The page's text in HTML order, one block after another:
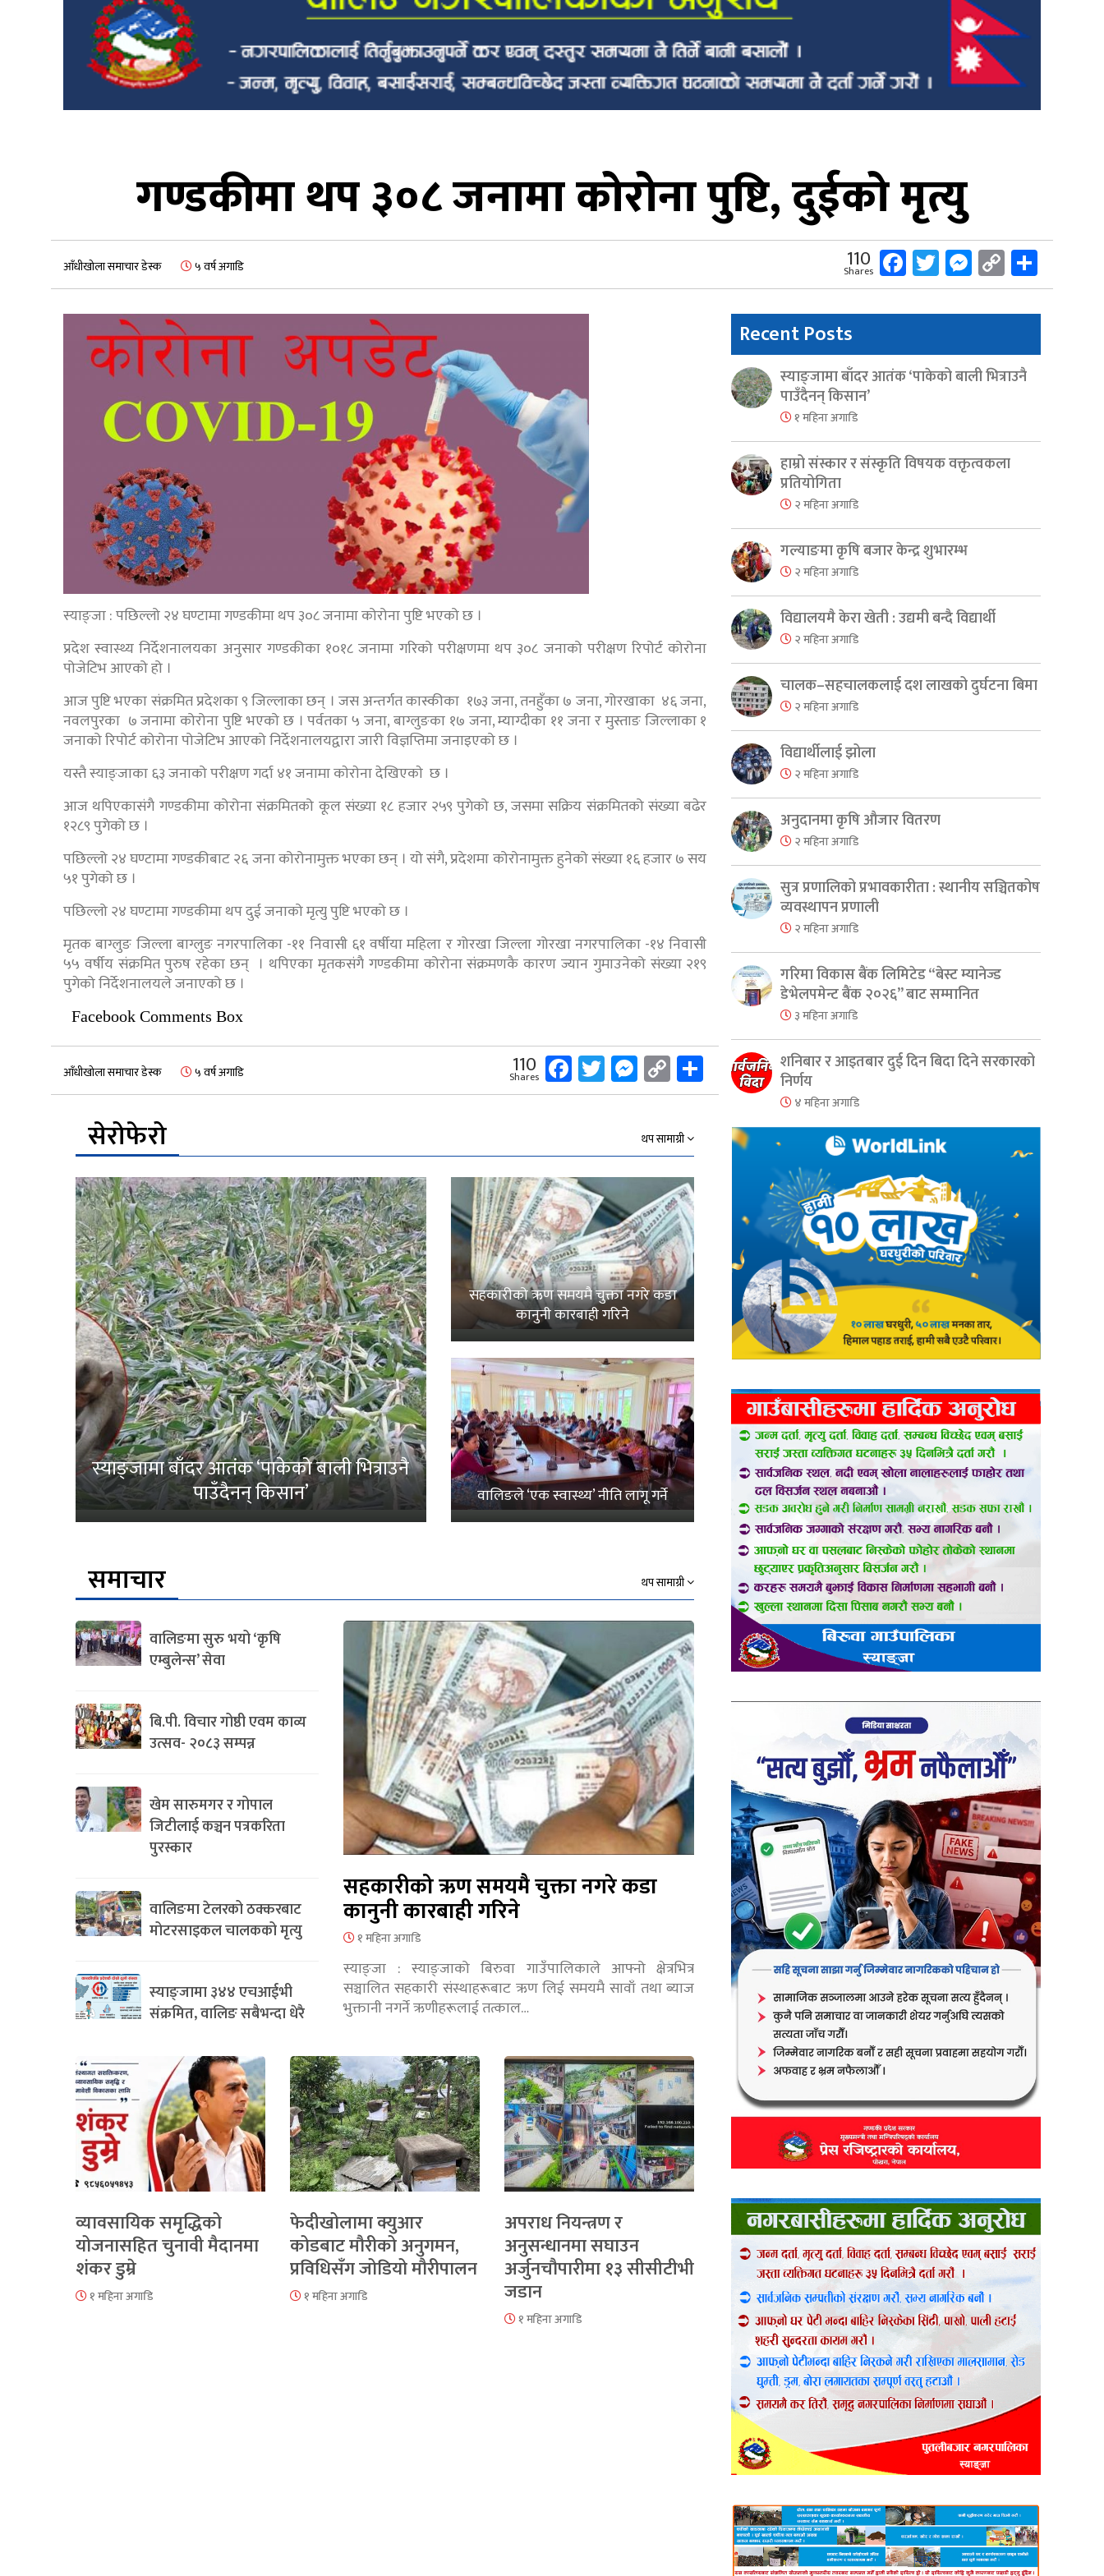
गण्डकीमा थप ३०८ जनामा कोरोना पुष्टि, दुईको मृत्यु
आँधीखोला समाचार डेस्क ५ वर्ष अगाडि 110
Shares Facebook
Twitter
Messenger
Copy
Link
स्याङ्जा : पछिल्लो २४ घण्टामा गण्डकीमा थप ३०८ जनामा कोरोना पुष्टि भएको छ ।
प्रदेश स्वास्थ्य निर्देशनालयका अनुसार गण्डकीका १०१८ जनामा गरिको परीक्षणमा थप ३०८ जनाको परीक्षण रिपोर्ट कोरोना
पोजेटिभ आएको हो ।
आज पुष्टि भएका संक्रमित प्रदेशका ९ जिल्लाका छन् । जस अन्तर्गत कास्कीका १७३ जना, तनहुँका ७ जना, गोरखाका ४६ जना,
नवलपुरका ७ जनामा कोरोना पुष्टि भएको छ । पर्वतका ५ जना, बाग्लुङका १७ जना, म्याग्दीका ११ जना र मुस्ताङ जिल्लाका १
जनाको रिपोर्ट कोरोना पोजेटिभ आएको निर्देशनालयद्वारा जारी विज्ञप्तिमा जनाइएको छ ।
यस्तै स्याङ्जाका ६३ जनाको परीक्षण गर्दा ४१ जनामा काेराेना देखिएकाे छ ।
आज थपिएकासंगै गण्डकीमा कोरोना संक्रमितको कूल संख्या १८ हजार २५९ पुगेको छ, जसमा सक्रिय संक्रमितको संख्या बढेर
१२८९ पुगेको छ ।
पछिल्लो २४ घण्टामा गण्डकीबाट २६ जना कोरोनामुक्त भएका छन् । यो संगै, प्रदेशमा कोरोनामुक्त हुनेको संख्या १६ हजार ७ सय
५१ पुगेको छ ।
पछिल्लो २४ घण्टामा गण्डकीमा थप दुई जनाको मृत्यु पुष्टि भएको छ ।
मृतक बाग्लुङ जिल्ला बाग्लुङ नगरपालिका -११ निवासी ६१ वर्षीया महिला र गोरखा जिल्ला गोरखा नगरपालिका -१४ निवासी
५५ वर्षीय संक्रमित पुरुष रहेका छन् । थपिएका मृतकसंगै गण्डकीमा कोरोना संक्रमणकै कारण ज्यान गुमाउनेको संख्या २१९
पुगेको निर्देशनालयले जनाएको छ ।
Facebook Comments Box
आँधीखोला समाचार डेस्क ५ वर्ष अगाडि 110
Shares Facebook
Twitter
Messenger
Copy
Link
Share
सेरोफेरो
थप सामाग्री
स्याङ्जामा बाँदर आतंक ‘पाकेको बाली भित्राउनै
पाउँदैनन् किसान’
सहकारीको ऋण समयमै चुक्ता नगरे कडा
कानुनी कारबाही गरिने
वालिङले ‘एक स्वास्थ्य’ नीति लागू गर्ने
समाचार थप सामाग्री
वालिङमा सुरु भयो ‘कृषि
एम्बुलेन्स’ सेवा
बि.पी. विचार गोष्ठी एवम काव्य
उत्सव- २०८३ सम्पन्न
खेम सारुमगर र गोपाल
जिटीलाई कञ्चन पत्रकरिता
पुरस्कार
वालिङमा टेलरको ठक्करबाट
मोटरसाइकल चालकको मृत्यु
स्याङ्जामा ३४४ एचआईभी
संक्रमित, वालिङ सबैभन्दा धेरै
सहकारीको ऋण समयमै चुक्ता नगरे कडा
कानुनी कारबाही गरिने
१ महिना अगाडि
स्याङ्जा : स्याङ्जाको बिरुवा गाउँपालिकाले आफ्नो क्षेत्रभित्र
सञ्चालित सहकारी संस्थाहरूबाट ऋण लिई समयमै सावाँ तथा ब्याज
भुक्तानी नगर्ने ऋणीहरूलाई तत्काल…
व्यावसायिक समृद्धिको
योजनासहित चुनावी मैदानमा
शंकर डुम्रे
१ महिना अगाडि
फेदीखोलामा क्युआर
कोडबाट मौरीको अनुगमन,
प्रविधिसँग जोडियो मौरीपालन
१ महिना अगाडि
अपराध नियन्त्रण र
अनुसन्धानमा सघाउन
अर्जुनचौपारीमा १३ सीसीटीभी
जडान
१ महिना अगाडि
Recent Posts
स्याङ्जामा बाँदर आतंक ‘पाकेको बाली भित्राउनै
पाउँदैनन् किसान’
१ महिना अगाडि
हाम्रो संस्कार र संस्कृति विषयक वक्तृत्वकला
प्रतियोगिता
२ महिना अगाडि
गल्याङमा कृषि बजार केन्द्र शुभारम्भ
२ महिना अगाडि
विद्यालयमै केरा खेती : उद्यमी बन्दै विद्यार्थी
२ महिना अगाडि
चालक–सहचालकलाई दश लाखको दुर्घटना बिमा
२ महिना अगाडि
विद्यार्थीलाई झोला
२ महिना अगाडि
अनुदानमा कृषि औजार वितरण
२ महिना अगाडि
सुत्र प्रणालिको प्रभावकारीता : स्थानीय सञ्चितकोष
व्यवस्थापन प्रणाली
२ महिना अगाडि
गरिमा विकास बैंक लिमिटेड “बेस्ट म्यानेज्ड
डेभेलपमेन्ट बैंक २०२६” बाट सम्मानित
३ महिना अगाडि
शनिबार र आइतबार दुई दिन बिदा दिने सरकारको
निर्णय
४ महिना अगाडि